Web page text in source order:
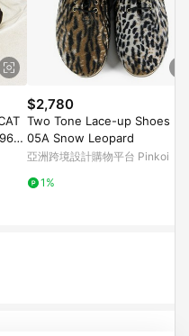
$2,780
Two Tone Lace-up Shoes M11
05A Snow Leopard
亞洲跨境設計購物平台 Pinkoi
1%